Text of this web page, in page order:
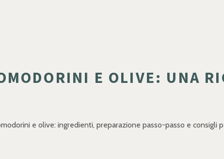
E OLIVE: UNA
e olive: ingredienti, preparazione passo-passo e consigli